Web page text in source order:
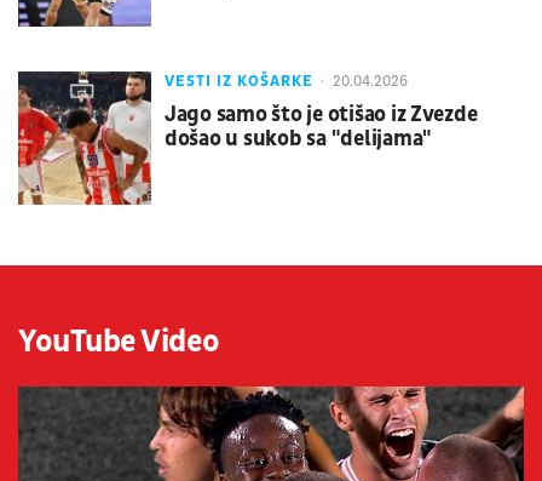
VESTI IZ KOŠARKE 20.04.2026
Jago samo što je otišao iz Zvezde
došao u sukob sa "delijama"
YouTube Video